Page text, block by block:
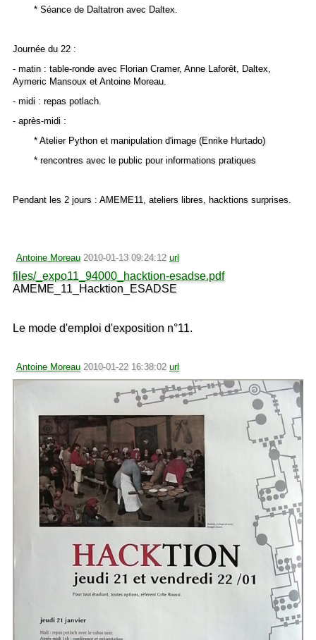
* Séance de Daltatron avec Daltex.
Journée du 22 :
- matin : table-ronde avec Florian Cramer, Anne Laforêt, Daltex,
Aymeric Mansoux et Antoine Moreau.
- midi : repas potlach.
- après-midi :
* Atelier Python et manipulation d'image (Enrike Hurtado)
* rencontres avec le public pour informations pratiques
Pendant les 2 jours : AMEME11, ateliers libres, hacktions surprises.
Antoine Moreau 2010-01-13 09:24:12 url
files/_expo11_94000_hacktion-esadse.pdf
AMEME_11_Hacktion_ESADSE
Le mode d'emploi d'exposition n°11.
Antoine Moreau 2010-01-22 16:38:02 url